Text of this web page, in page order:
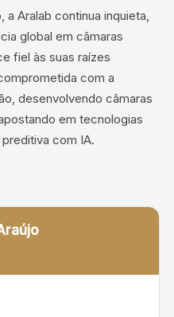
Aralab continua inquieta,
global em câmaras
fiel às suas raízes
com a
desenvolvendo câmaras
em tecnologias
com IA.